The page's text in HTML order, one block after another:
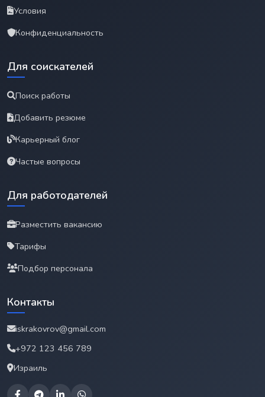
Условия
Конфиденциальность
Для соискателей
Поиск работы
Добавить резюме
Карьерный блог
Частые вопросы
Для работодателей
Разместить вакансию
Тарифы
Подбор персонала
Контакты
iskrakovrov@gmail.com
+972 123 456 789
Израиль